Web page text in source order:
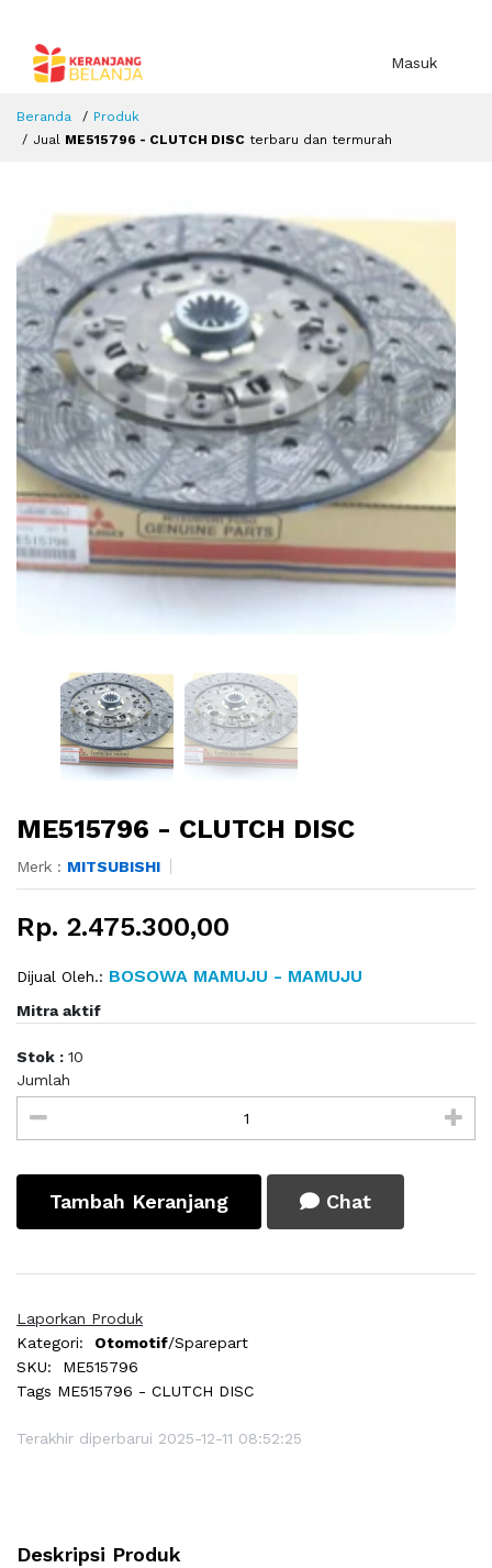
Masuk
Beranda
Produk
Jual ME515796 - CLUTCH DISC terbaru dan termurah
ME515796 - CLUTCH DISC
Merk : MITSUBISHI
Rp. 2.475.300,00
Dijual Oleh.: BOSOWA MAMUJU - MAMUJU
Mitra aktif
Stok : 10
Jumlah
Tambah Keranjang Chat
Laporkan Produk
Kategori:
Otomotif/Sparepart
SKU:
ME515796
Tags ME515796 - CLUTCH DISC
Terakhir diperbarui 2025-12-11 08:52:25
Deskripsi Produk